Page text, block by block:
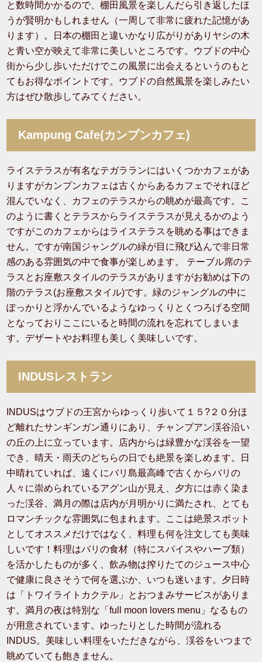
と数時間かかるので、棚田風景を楽しんだら引き返したほ
うが賢明かもしれません（一周して非常に疲れた記憶があ
ります）。日本の棚田と違いかなり広がりがありヤシの木
と青い空が映えて非常に美しいところです。ウブドの中心
街から少し歩いただけでこの風景に出会えるというのもと
てもお得なポイントです。ウブドの自然風景を楽しみたい
方はぜひ散歩してみてください。
Kampung Cafe(カンプンカフェ)
ライステラスが有名なテガラランにはいくつかカフェがあ
りますがカンプンカフェは古くからあるカフェでそれほど
混んでいなく、カフェのテラスからの眺めが最高です。こ
のように書くとテラスからライステラスが見えるかのよう
ですがこのカフェからはライステラスを眺める事はできま
せん。ですが南国ジャングルの緑が目に飛び込んで非日常
感のある雰囲気の中で食事が楽しめます。 テーブル席のテ
ラスとお座敷スタイルのテラスがありますがお勧めは下の
階のテラス(お座敷スタイル)です。緑のジャングルの中に
ぽっかりと浮かんでいるようなゆっくりとくつろげる空間
となっておりここにいると時間の流れを忘れてしまいま
す。デザートやお料理も美しく美味しいです。
INDUSレストラン
INDUSはウブドの王宮からゆっくり歩いて１５?２０分ほ
ど離れたサンギンガン通りにあり、チャンプアン渓谷沿い
の丘の上に立っています。店内からは緑豊かな渓谷を一望
でき、晴天・雨天のどちらの日でも絶景を楽しめます。日
中晴れていれば、遠くにバリ島最高峰で古くからバリの
人々に崇められているアグン山が見え、夕方には赤く染ま
った渓谷、満月の際は店内が月明かりに満たされ、とても
ロマンチックな雰囲気に包まれます。ここは絶景スポット
としてオススメだけではなく、料理も何を注文しても美味
しいです！料理はバリの食材（特にスパイスやハーブ類）
を活かしたものが多く、飲み物は搾りたてのジュース中心
で健康に良さそうで何を選ぶか、いつも迷います。夕日時
は「トワイライトカクテル」とおつまみサービスがありま
す。満月の夜は特別な「full moon lovers menu」なるもの
が用意されています。ゆったりとした時間が流れる
INDUS。美味しい料理をいただきながら、渓谷をいつまで
眺めていても飽きません。